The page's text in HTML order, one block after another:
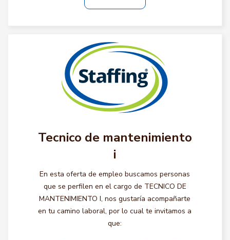
Tecnico de mantenimiento
i
En esta oferta de empleo buscamos personas
que se perfilen en el cargo de TECNICO DE
MANTENIMIENTO I, nos gustaría acompañarte
en tu camino laboral, por lo cual te invitamos a
que: